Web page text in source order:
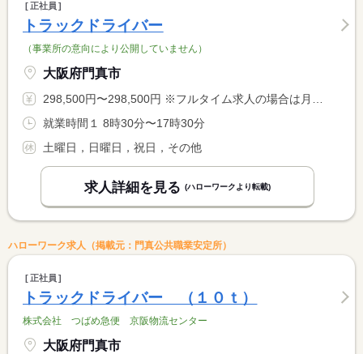
正社員
トラックドライバー
（事業所の意向により公開していません）
大阪府門真市
298,500円〜298,500円 ※フルタイム求人の場合は月額（換算額）、パート求人の場合は時間額を表示しています。
就業時間１ 8時30分〜17時30分
土曜日，日曜日，祝日，その他
求人詳細を見る (ハローワークより転載)
ハローワーク求人（掲載元：門真公共職業安定所）
正社員
トラックドライバー （１０ｔ）
株式会社 つばめ急便 京阪物流センター
大阪府門真市